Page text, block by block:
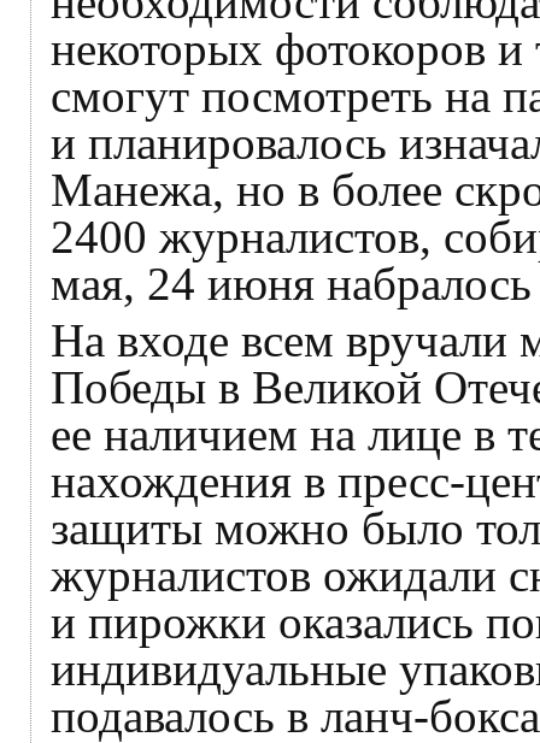
некоторых фотокоров
смогут посмотреть на
и планировалось
Манежа, но в более
2400 журналистов,
мая, 24 июня набралось
На входе всем вручали
Победы в Великой
ее наличием на лице в
нахождения в пресс-
защиты можно было
журналистов ожидали
и пирожки оказались
индивидуальные
подавалось в ланч-